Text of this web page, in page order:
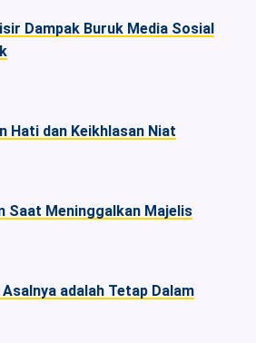
Dampak Buruk Media Sosial
Hati dan Keikhlasan Niat
Saat Meninggalkan Majelis
adalah Tetap Dalam